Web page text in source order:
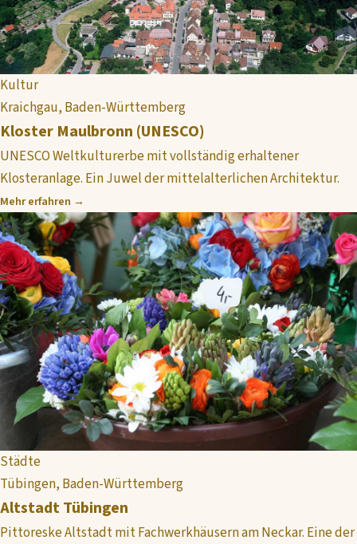
Kultur
Kraichgau, Baden-Württemberg
Kloster Maulbronn (UNESCO)
UNESCO Weltkulturerbe mit vollständig erhaltener
Klosteranlage. Ein Juwel der mittelalterlichen Architektur.
Mehr erfahren →
Städte
Tübingen, Baden-Württemberg
Altstadt Tübingen
Pittoreske Altstadt mit Fachwerkhäusern am Neckar. Eine der